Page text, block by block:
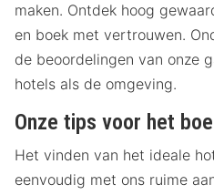
maken. Ontdek hoog
en boek met vertrouwen.
de beoordelingen van onze
hotels als de omgeving.
Onze tips voor het
Het vinden van het ideale
eenvoudig met ons ruime